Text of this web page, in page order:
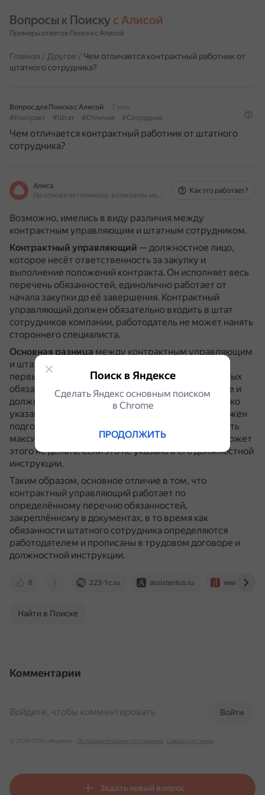
Вопросы к Поиску с Алисой
Примеры ответов Поиска с Алисой
Главная / Другое / Чем отличается контрактный работник от
штатного сотрудника?
Вопрос для Поиска с Алисой
7 мая
#Контракт
#Штат #Отличие #Сотрудник
Чем отличается контрактный работник от штатного
сотрудника?
Алиса
На основе источников, возможны неточности
Как это работает?
Возможно, имелись в виду различия между
контрактным управляющим и штатным сотрудником.
Контрактный управляющий — должностное лицо,
которое несёт ответственность за закупку и
выполнение положений контракта. Он исполняет весь
перечень обязанностей, единолично работает от
начала закупки до её завершения. Контрактный
управляющий должен обязательно входить в штат
сотрудников компании, работодатель не может нанять
стороннего специалиста.
Основная разница между контрактным управляющим
и штатным сотрудником заключается в том, что
первый работает согласно перечня функциональных
обязанностей, указанных в его трудовом договоре и
должностной инструкции.Например, в 44-ФЗ чётко
указано, что специалист контрактной службы должен
подготовить ТЗ для публикации в ЕИС и определить
максимальную цену контракта.А управляющий может
этого не делать, если это не указано в его должностной
инструкции.
Таким образом, основное отличие в том, что
контрактный управляющий работает по
определённому перечню обязанностей,
закреплённому в документах, в то время как
обязанности штатного сотрудника определяются
работодателем и прописаны в трудовом договоре и
должностной инструкции.
0 223-1c.ru assistentus.ru www.audit-
Найти в Поиске
Комментарии
Войти
Войдите, чтобы комментировать
© 2026 ООО «Яндекс» Пользовательское соглашение Связаться с нами
Задать новый вопрос
Поиск в Яндексе
Сделать Яндекс основным поиском
в Сhrome
ПРОДОЛЖИТЬ